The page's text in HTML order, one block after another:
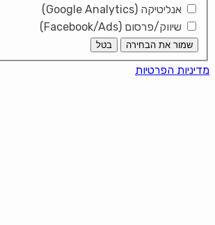
אנליטיקה (Google Analytics)
שיווק/פרסום (Facebook/Ads)
שמור את הבחירה בטל
מדיניות הפרטיות